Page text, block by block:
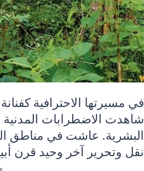
في مسيرتها الاحترافية
شاهدت الاضطرابات
البشرية. عاشت في مناطق
نقل وتحرير آخر وحيد قرن